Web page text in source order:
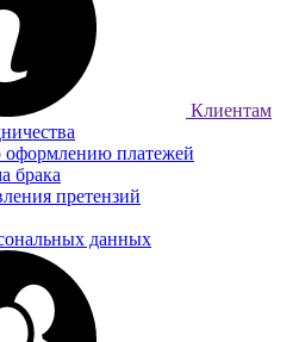
Клиентам
оформлению платежей
брака
претензий
данных